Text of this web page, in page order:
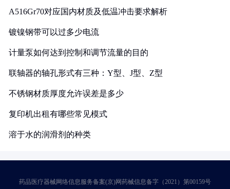
A516Gr70对应国内材质及低温冲击要求解析
镀镍钢带可以过多少电流
计量泵如何达到控制和调节流量的目的
联轴器的轴孔形式有三种：Y型、J型、Z型
不锈钢材质厚度允许误差是多少
复印机出租有哪些常见模式
溶于水的润滑剂的种类
药品医疗器械网络信息服务备案(京)网药械信息备字（2021）第00159号